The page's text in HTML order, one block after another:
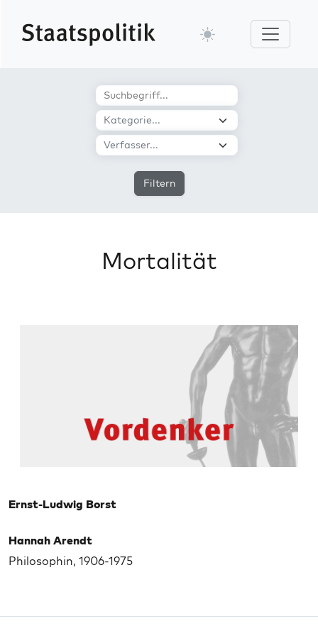
Filtern
Mortalität
Ernst-Ludwig Borst
Hannah Arendt
Philosophin, 1906-1975